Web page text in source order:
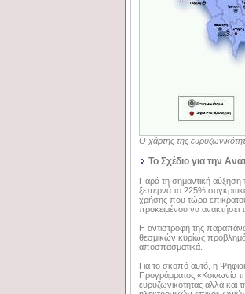
Ο χάρτης της
Το Σχέδιο για την
Παρά τη σημαντική
ξεπερνά το 225%
χρήσης που τώρα
προκειμένου να ανακτήσει
Η αντιστροφή της
θεσμικών κυρίως
αποσπασματικά.
Για το σκοπό αυτό, η
Προγράμματος «Κοινωνία
ευρυζωνικότητας αλλά και